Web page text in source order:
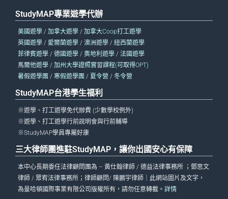
StudyMAP專業遊學代辦
美國遊學 / 加拿大遊學 / 加拿大Coop打工遊學
英國遊學 / 愛爾蘭遊學 / 澳洲遊學 / 紐西蘭遊學
菲律賓遊學 / 德國遊學 / 奧地利遊學 / 法國遊學
馬爾他遊學 / 加州大學證照實習課程(可取得OPT)
暑假遊學團 / 寒假遊學團 / 夏令營 / 冬令營
StudyMAP台港學生福利
※遊學、打工遊學免代辦費 (少數學校例外)
※遊學、打工遊學行前說明會與行前輔導
※StudyMAP學員專屬好康
三大律師團進駐StudyMAP，讓你出國安心有保障
本中心長期委任法律顧問團為 – 黃仕翰律師 / 德益法律事務所 ；鄧思文
律師 / 眾宥法律事務所；律師顧問/ 陳鵬宇律師｜此網站圖片及文字，
為曼哈頓國際事業有限公司版權所有，請勿任意轉載。 詳情